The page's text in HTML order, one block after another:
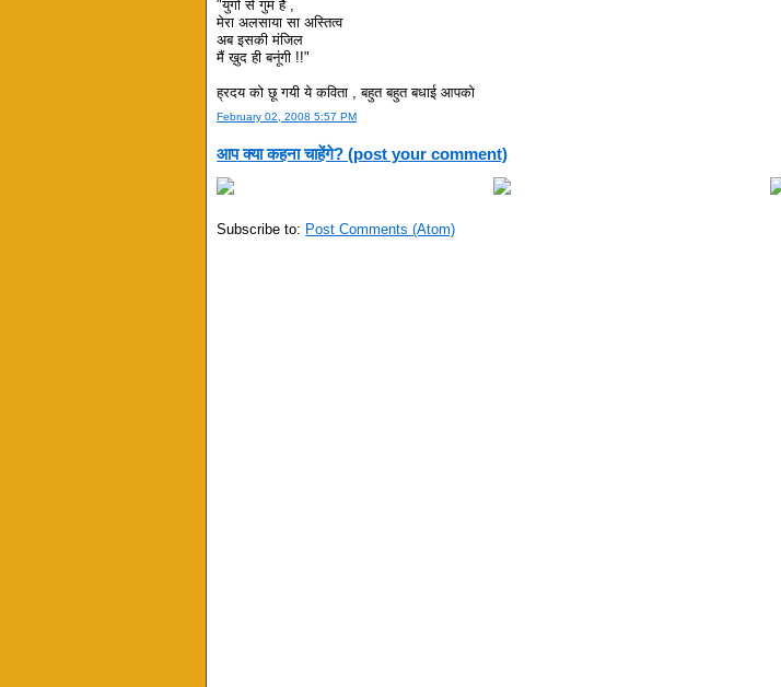
"युगों से गुम है ,
मेरा अलसाया सा अस्तित्व
अब इसकी मंजिल
मैं ख़ुद ही बनूंगी !!"
ह्रदय को छू गयी ये कविता , बहुत बहुत बधाई आपको
February 02, 2008 5:57 PM
आप क्या कहना चाहेंगे? (post your comment)
Subscribe to: Post Comments (Atom)